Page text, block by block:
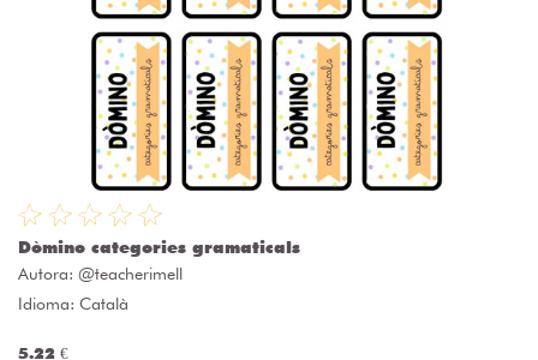
Dòmino categories gramaticals
Autora: @teacherimell
Idioma: Català
5.22 €